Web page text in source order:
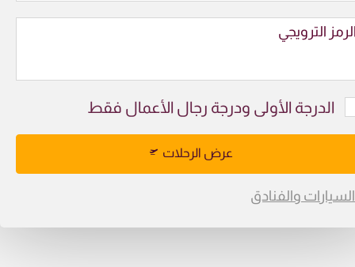
الترويجي
الدرجة الأولى ودرجة رجال الأعمال فقط
عرض الرحلات
السيارات والفنادق